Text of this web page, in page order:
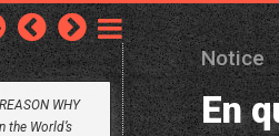
Notice
En
WHY
the World’s